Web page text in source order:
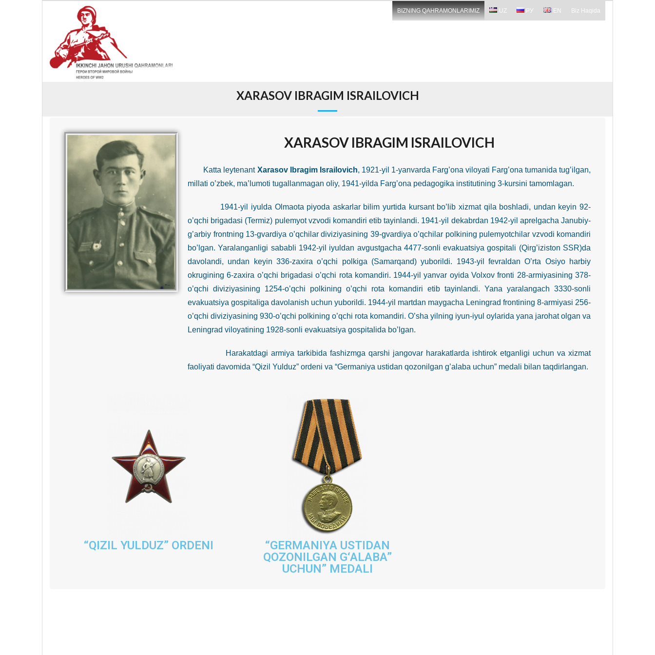
BIZNING QAHRAMONLARIMIZ UZ РУ EN Biz Haqida
XARASOV IBRAGIM ISRAILOVICH
XARASOV IBRAGIM ISRAILOVICH
Katta leytenantXarasov Ibragim Israilovich, 1921-yil 1-yanvarda Farg’ona viloyati Farg’ona tumanida tug’ilgan,
millati o’zbek, ma’lumoti tugallanmagan oliy, 1941-yilda Farg’ona pedagogika institutining 3-kursini tamomlagan.
1941-yil iyulda Olmaota piyoda askarlar bilim yurtida kursant bo’lib xizmat qila boshladi, undan keyin 92-
o’qchi brigadasi (Termiz) pulemyot vzvodi komandiri etib tayinlandi. 1941-yil dekabrdan 1942-yil aprelgacha Janubiy-
g’arbiy frontning 13-gvardiya o’qchilar diviziyasining 39-gvardiya o’qchilar polkining pulemyotchilar vzvodi komandiri
bo’lgan. Yaralanganligi sababli 1942-yil iyuldan avgustgacha 4477-sonli evakuatsiya gospitali (Qirg’iziston SSR)da
davolandi, undan keyin 336-zaxira o’qchi polkiga (Samarqand) yuborildi. 1943-yil fevraldan O’rta Osiyo harbiy
okrugining 6-zaxira o’qchi brigadasi o’qchi rota komandiri. 1944-yil yanvar oyida Volxov fronti 28-armiyasining 378-
o’qchi diviziyasining 1254-o’qchi polkining o’qchi rota komandiri etib tayinlandi. Yana yaralangach 3330-sonli
evakuatsiya gospitaliga davolanish uchun yuborildi. 1944-yil martdan maygacha Leningrad frontining 8-armiyasi 256-
o’qchi diviziyasining 930-o’qchi polkining o’qchi rota komandiri. O’sha yilning iyun-iyul oylarida yana jarohat olgan va
Leningrad viloyatining 1928-sonli evakuatsiya gospitalida bo’lgan.
Harakatdagi armiya tarkibida fashizmga qarshi jangovar harakatlarda ishtirok etganligi uchun va xizmat
faoliyati davomida “Qizil Yulduz” ordeni va “Germaniya ustidan qozonilgan g’alaba uchun” medali bilan taqdirlangan.
“QIZIL YULDUZ” ORDENI
“GERMANIYA USTIDAN
QOZONILGAN G‘ALABA”
UCHUN” MEDALI